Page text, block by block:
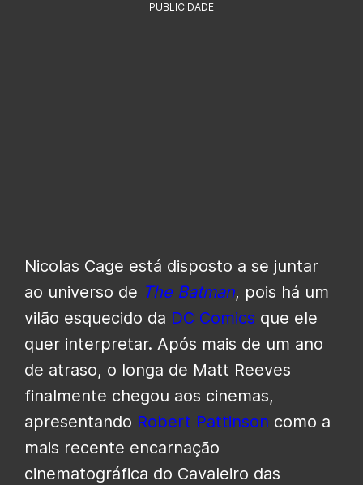
PUBLICIDADE
Nicolas Cage está disposto a se juntar
ao universo de The Batman, pois há um
vilão esquecido da DC Comics que ele
quer interpretar. Após mais de um ano
de atraso, o longa de Matt Reeves
finalmente chegou aos cinemas,
apresentando Robert Pattinson como a
mais recente encarnação
cinematográfica do Cavaleiro das